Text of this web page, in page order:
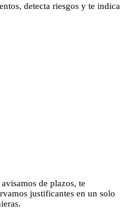
detecta riesgos y te indica
de plazos, te
justificantes en un solo